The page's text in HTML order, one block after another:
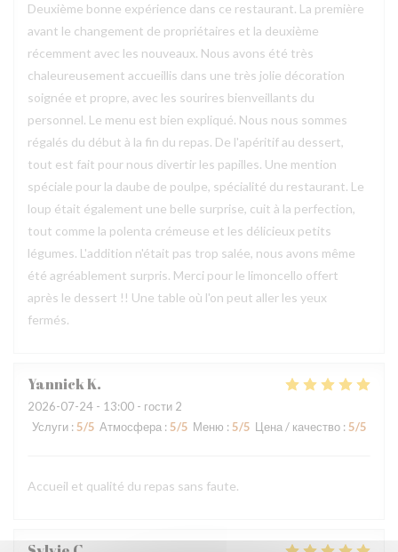
Deuxième bonne expérience dans ce restaurant. La première
avant le changement de propriétaires et la deuxième
récemment avec les nouveaux. Nous avons été très
chaleureusement accueillis dans une très jolie décoration
soignée et propre, avec les sourires bienveillants du
personnel. Le menu est bien expliqué. Nous nous sommes
régalés du début à la fin du repas. De l'apéritif au dessert,
tout est fait pour nous divertir les papilles. Une mention
spéciale pour la daube de poulpe, spécialité du restaurant. Le
loup était également une belle surprise, cuit à la perfection,
tout comme la polenta crémeuse et les délicieux petits
légumes. L'addition n'était pas trop salée, nous avons même
été agréablement surpris. Merci pour le limoncello offert
après le dessert !! Une table où l'on peut aller les yeux
fermés.
YannickK
2026-07-24 - 13:00 - гости 2
Услуги : 5/5 Атмосфера : 5/5 Меню : 5/5 Цена / качество : 5/5
Accueil et qualité du repas sans faute.